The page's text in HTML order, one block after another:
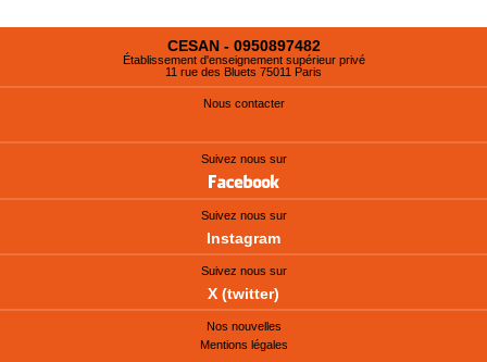
CESAN - 0950897482
Établissement d'enseignement supérieur privé
11 rue des Bluets 75011 Paris
Nous contacter
Suivez nous sur
Suivez nous sur
Instagram
Suivez nous sur
X (twitter)
Nos nouvelles
Mentions légales